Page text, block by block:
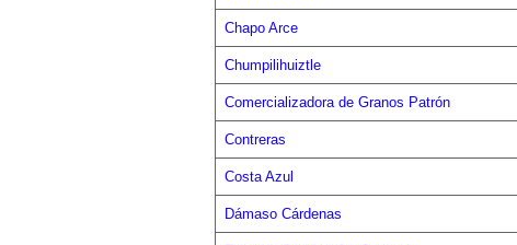
Chapo Arce
Chumpilihuiztle
Comercializadora de Granos Patrón
Contreras
Costa Azul
Dámaso Cárdenas